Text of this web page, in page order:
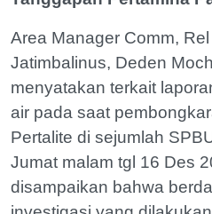
Area Manager Comm,
Jatimbalinus, Deden
menyatakan terkait
air pada saat
Pertalite di sejumlah
Jumat malam tgl 16 Des
disampaikan bahwa